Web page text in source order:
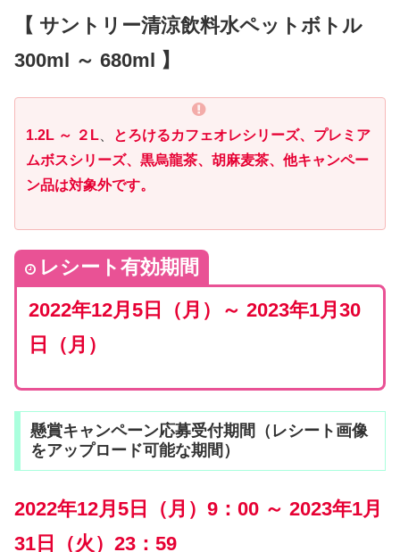
【 サントリー清涼飲料水ペットボトル
300ml ～ 680ml 】
1.2L ～ ２L
とろけるカフェオレシリーズ、プレミア
ムボスシリーズ、黒烏龍茶、胡麻麦茶、他キャンペー
ン品は対象外です。
レシート有効期間
2022年12月5日（月）～ 2023年1月30
日（月）
懸賞キャンペーン応募受付期間（レシート画像
をアップロード可能な期間）
2022年12月5日（月）9：00 ～ 2023年1月
31日（火）23：59